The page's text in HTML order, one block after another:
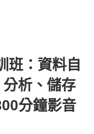
班：資料自
析、儲存
分鐘影音